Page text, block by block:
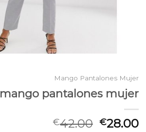
Mango Pantalones Mujer
mango pantalones mujer
€42.00 €28.00